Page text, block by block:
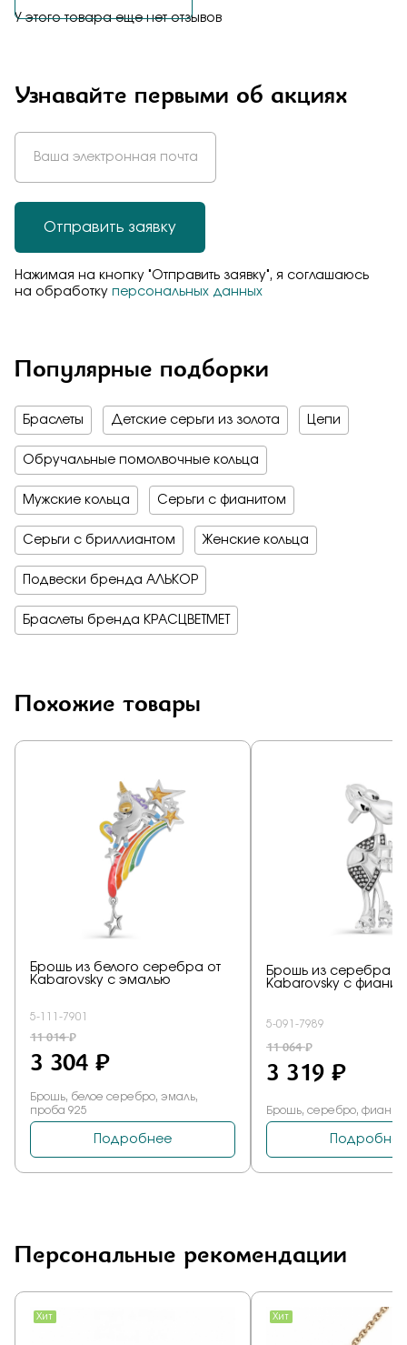
У этого товара еще нет отзывов
Узнавайте первыми об акциях
Отправить заявку
Нажимая на кнопку "Отправить заявку", я соглашаюсь
на обработку персональных данных
Популярные подборки
Браслеты Детские серьги из золота Цепи
Обручальные помолвочные кольца
Мужские кольца Серьги с фианитом
Серьги с бриллиантом Женские кольца
Подвески бренда АЛЬКОР
Браслеты бренда КРАСЦВЕТМЕТ
Похожие товары
Персональные рекомендации